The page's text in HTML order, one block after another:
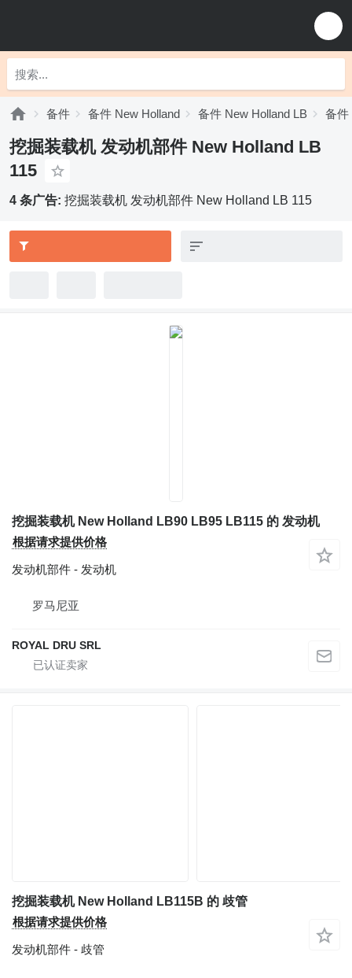
备件 备件 New Holland 备件 New Holland LB 备件
挖掘装载机 发动机部件 New Holland LB
115
4 条广告: 挖掘装载机 发动机部件 New Holland LB 115
挖掘装载机 New Holland LB90 LB95 LB115 的 发动机
根据请求提供价格
发动机部件 - 发动机
罗马尼亚
ROYAL DRU SRL
挖掘装载机 New Holland LB115B 的 歧管
根据请求提供价格
发动机部件 - 歧管